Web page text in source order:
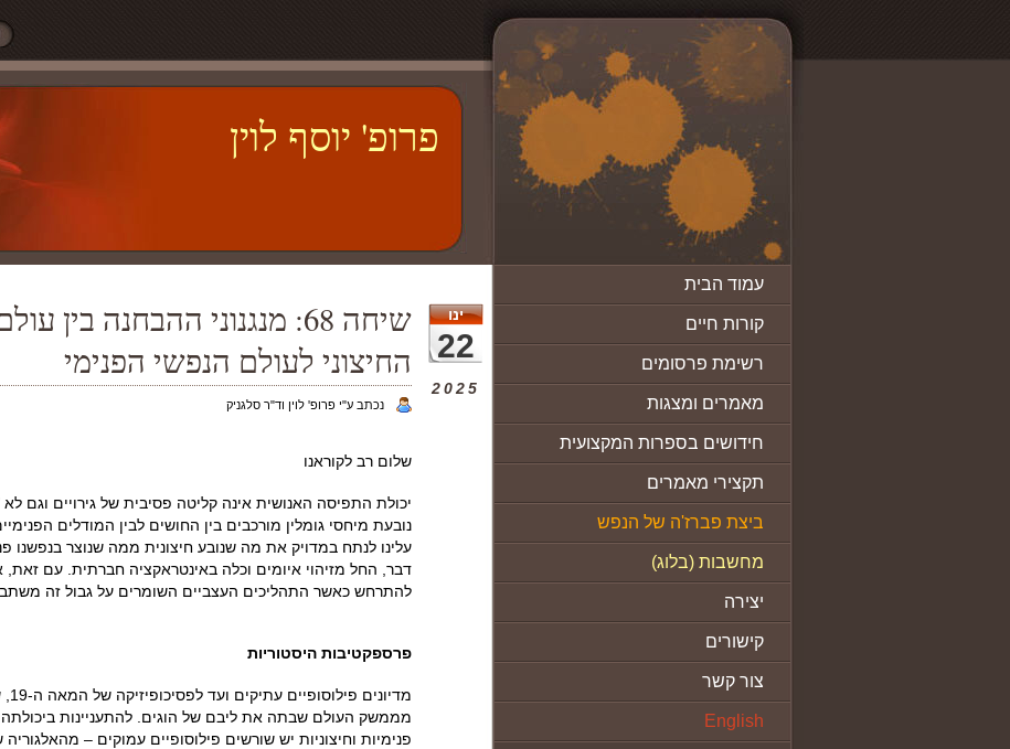
עמוד הבית
קורות חיים
רשימת פרסומים
מאמרים ומצגות
חידושים בספרות המקצועית
תקצירי מאמרים
ביצת פברז'ה של הנפש
מחשבות (בלוג)
יצירה
קישורים
צור קשר
English
פרופ' יוסף לוין
ינו
22
2025
שיחה 68: מנגנוני ההבחנה בין
החיצוני לעולם הנפשי הפנימי
נכתב ע"י פרופ' לוין וד"ר סלגניק
שלום רב לקוראנו
יכולת התפיסה האנושית אינה קליטה פסיבית של גירויים וגם
נובעת מיחסי גומלין מורכבים בין החושים לבין המודלים
עלינו לנתח במדויק את מה שנובע חיצונית ממה שנוצר בנפשנו
דבר, החל מזיהוי איומים וכלה באינטראקציה חברתית. עם זאת,
להתרחש כאשר התהליכים העצביים השומרים על גבול זה
פרספקטיבות היסטוריות
מממשק העולם שבתה את ליבם של הוגים. להתעניינות
פנימיות וחיצוניות יש שורשים פילוסופיים עמוקים –